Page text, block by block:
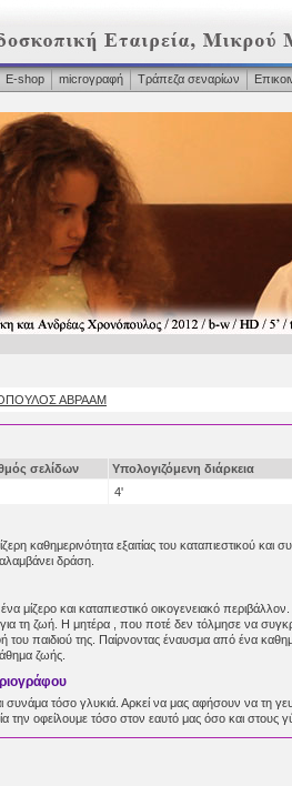
Ε-shop microγραφή Τράπεζα σεναρίων
ΑΒΡΑΑΜ
σελίδων Υπολογιζόμενη διάρκεια
4'
καθημερινότητα εξαιτίας του καταπιεστικού και
δράση.
μίζερο και καταπιεστικό οικογενειακό
τη ζωή. Η μητέρα , που ποτέ δεν τόλμησε να
του παιδιού της. Παίρνοντας έναυσμα από ένα
ζωής.
συνάμα τόσο γλυκιά. Αρκεί να μας αφήσουν να τη
την οφείλουμε τόσο στον εαυτό μας όσο και στους